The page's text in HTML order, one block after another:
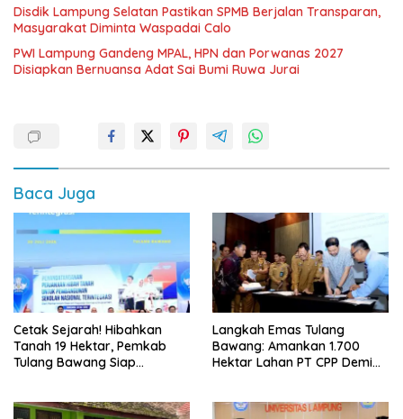
Disdik Lampung Selatan Pastikan SPMB Berjalan Transparan,
Masyarakat Diminta Waspadai Calo
PWI Lampung Gandeng MPAL, HPN dan Porwanas 2027
Disiapkan Bernuansa Adat Sai Bumi Ruwa Jurai
Baca Juga
Cetak Sejarah! Hibahkan
Tanah 19 Hektar, Pemkab
Tulang Bawang Siap
Lampung
Langkah Emas Tulang
Bawang: Amankan 1.700
Hektar Lahan PT CPP Demi